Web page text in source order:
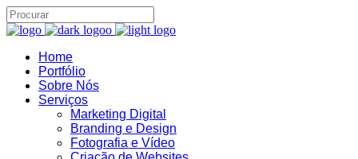
Home
Portfólio
Sobre Nós
Serviços
Marketing Digital
Branding e Design
Fotografia e Vídeo
B22
Assistente IA · Brand22
Online